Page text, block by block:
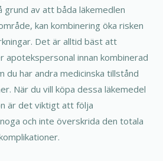
grund av att båda läkemedlen
kan kombinering öka risken
Det är alltid bäst att
apotekspersonal innan kombinerad
du har andra medicinska tillstånd
När du vill köpa dessa läkemedel
är det viktigt att följa
och inte överskrida den totala